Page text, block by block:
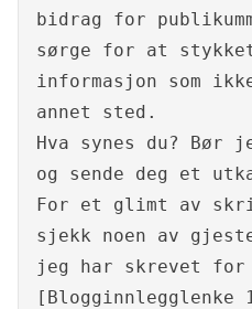
bidrag for
sørge for at
informasjon som
annet sted.
Hva synes du? Bør
og sende deg et
For et glimt av
sjekk noen av
jeg har skrevet for
[Blogginnlegglenke